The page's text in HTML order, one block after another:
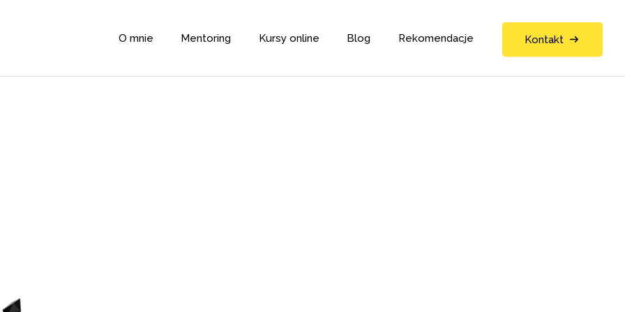
O mnie Mentoring Kursy online Blog Rekomendacje Kontakt